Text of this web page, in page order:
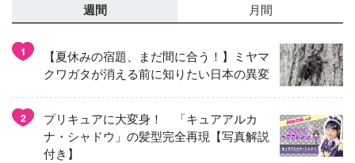
週間 月間
1
【夏休みの宿題、まだ間に合う！】ミヤマ
クワガタが消える前に知りたい日本の異変
2
プリキュアに大変身！ 「キュアアルカ
ナ・シャドウ」の髪型完全再現【写真解説
付き】